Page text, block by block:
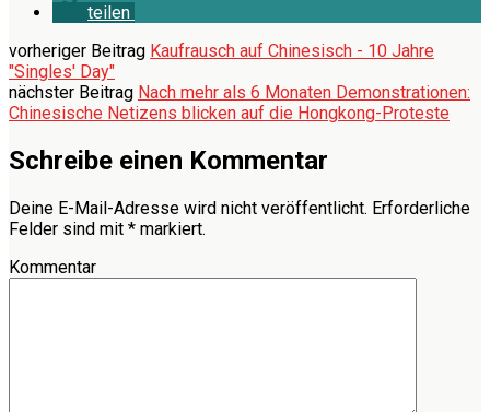
teilen
vorheriger Beitrag Kaufrausch auf Chinesisch - 10 Jahre
"Singles' Day"
nächster Beitrag Nach mehr als 6 Monaten Demonstrationen:
Chinesische Netizens blicken auf die Hongkong-Proteste
Schreibe einen Kommentar
Deine E-Mail-Adresse wird nicht veröffentlicht. Erforderliche
Felder sind mit * markiert.
Kommentar